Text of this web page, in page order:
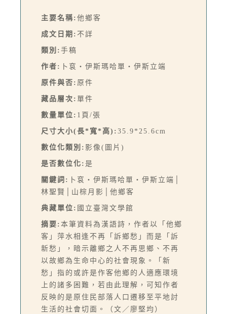
主要名稱: 他鄉客
成文日期: 不詳
類別: 手稿
作者: 卜袞・伊斯瑪哈單‧伊斯立端
原件與否: 原件
藏品層次: 單件
數量單位: 1頁/張
尺寸大小(長*寬*高): 35.9*25.6cm
數位化類別: 影像(圖片)
是否數位化: 是
關鍵詞: 卜袞‧伊斯瑪哈單‧伊斯立端│
林聖賢│山棕月影│他鄉客
典藏單位: 國立臺灣文學館
摘要: 本筆資料為漢語詩，作者以「他鄉
客」萍水相逢不再「訴鄉愁」而是「訴
新愁」，暗示離鄉之人不再思鄉、不再
以故鄉為生命中心的社會現象。「新
愁」指的或許是作客他鄉的人適應環境
上的諸多困難，若由此理解，可知作者
反映的是原住民部落人口遷移至平地討
生活的社會切面。（文／廖堅均）